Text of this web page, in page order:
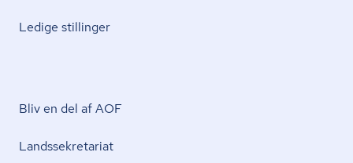
Ledige stillinger
Bliv en del af AOF
Lands­se­kre­ta­ri­at